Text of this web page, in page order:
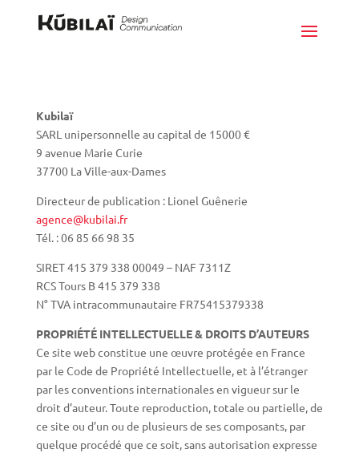
Kubilaï
SARL unipersonnelle au capital de 15000 €
9 avenue Marie Curie
37700 La Ville-aux-Dames
Directeur de publication : Lionel Guênerie
agence@kubilai.fr
Tél. : 06 85 66 98 35
SIRET 415 379 338 00049 – NAF 7311Z
RCS Tours B 415 379 338
N° TVA intracommunautaire FR75415379338
PROPRIÉTÉ INTELLECTUELLE & DROITS D’AUTEURS
Ce site web constitue une œuvre protégée en France
par le Code de Propriété Intellectuelle, et à l’étranger
par les conventions internationales en vigueur sur le
droit d’auteur. Toute reproduction, totale ou partielle, de
ce site ou d’un ou de plusieurs de ses composants, par
quelque procédé que ce soit, sans autorisation expresse